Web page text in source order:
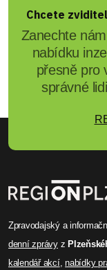
Poznáte
dvou
výběry z
Kriminalisté z
důležité